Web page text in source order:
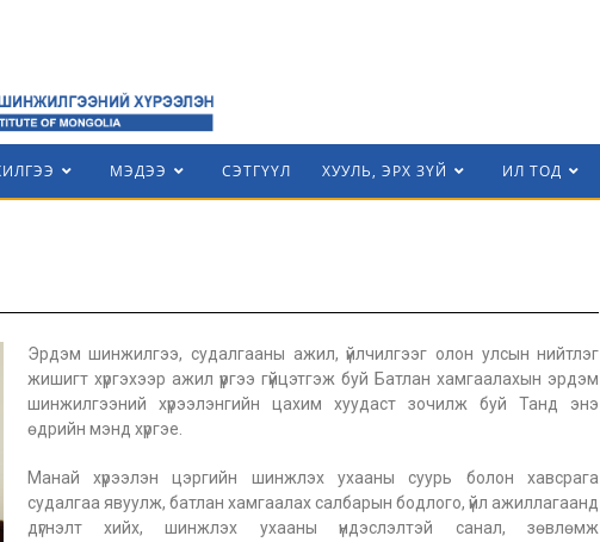
МЭДЭЭ СЭТГҮҮЛ ХУУЛЬ, ЭРХ ЗҮЙ ИЛ ТОД
Эрдэм шинжилгээ, судалгааны ажил, үйлчилгээг олон улсын нийтлэг
жишигт хүргэхээр ажил үүргээ гүйцэтгэж буй Батлан хамгаалахын эрдэм
шинжилгээний хүрээлэнгийн цахим хуудаст зочилж буй Танд энэ
өдрийн мэнд хүргэе.
Манай хүрээлэн цэргийн шинжлэх ухааны суурь болон хавсрага
судалгаа явуулж, батлан хамгаалах салбарын бодлого, үйл ажиллагаанд
дүгнэлт хийх, шинжлэх ухааны үндэслэлтэй санал, зөвлөмж